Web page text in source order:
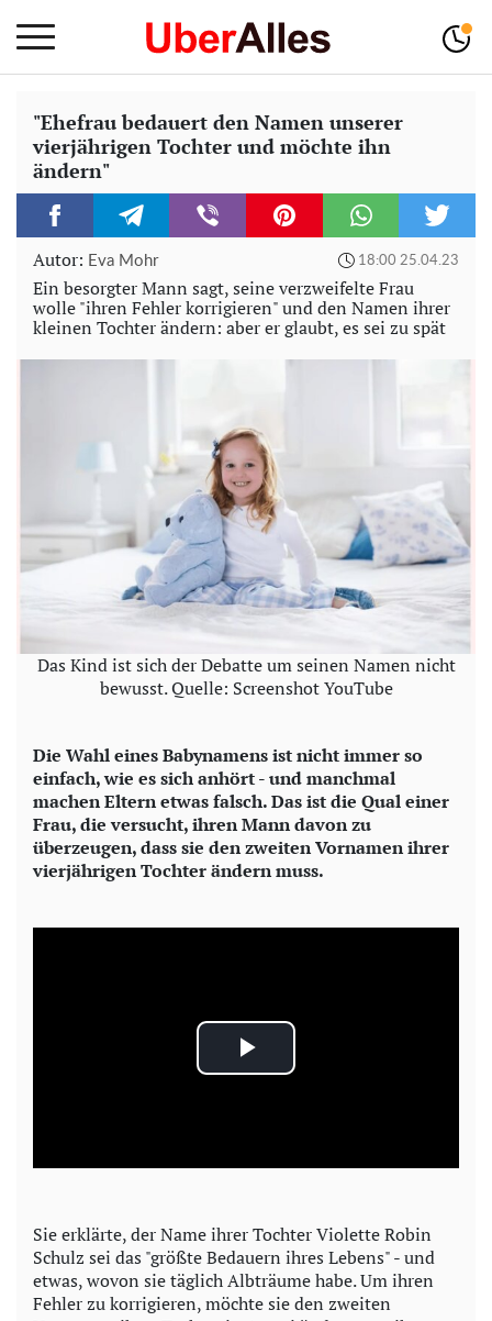
"Ehefrau bedauert den Namen unserer
vierjährigen Tochter und möchte ihn
ändern"
Autor: Eva Mohr 18:00 25.04.23
Ein besorgter Mann sagt, seine verzweifelte Frau
wolle "ihren Fehler korrigieren" und den Namen ihrer
kleinen Tochter ändern: aber er glaubt, es sei zu spät
Das Kind ist sich der Debatte um seinen Namen nicht
bewusst. Quelle: Screenshot YouTube
Die Wahl eines Babynamens ist nicht immer so
einfach, wie es sich anhört - und manchmal
machen Eltern etwas falsch. Das ist die Qual einer
Frau, die versucht, ihren Mann davon zu
überzeugen, dass sie den zweiten Vornamen ihrer
vierjährigen Tochter ändern muss.
P
a
y
V
Sie erklärte, der Name ihrer Tochter Violette Robin
Schulz sei das "größte Bedauern ihres Lebens" - und
etwas, wovon sie täglich Albträume habe. Um ihren
Fehler zu korrigieren, möchte sie den zweiten